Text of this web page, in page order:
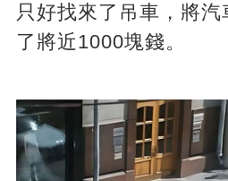
只好找來了吊車，將
了將近1000塊錢。